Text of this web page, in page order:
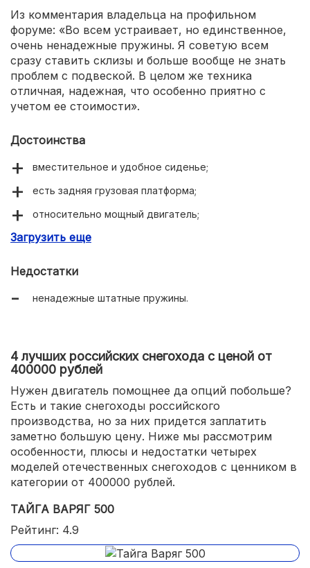
Из комментария владельца на профильном
форуме: «Во всем устраивает, но единственное,
очень ненадежные пружины. Я советую всем
сразу ставить склизы и больше вообще не знать
проблем с подвеской. В целом же техника
отличная, надежная, что особенно приятно с
учетом ее стоимости».
Достоинства
вместительное и удобное сиденье;
есть задняя грузовая платформа;
относительно мощный двигатель;
принудительная система охлаждения;
Загрузить еще
Недостатки
ненадежные штатные пружины.
4 лучших российских снегохода с ценой от
400000 рублей
Нужен двигатель помощнее да опций побольше?
Есть и такие снегоходы российского
производства, но за них придется заплатить
заметно большую цену. Ниже мы рассмотрим
особенности, плюсы и недостатки четырех
моделей отечественных снегоходов с ценником в
категории от 400000 рублей.
ТАЙГА ВАРЯГ 500
Рейтинг: 4.9